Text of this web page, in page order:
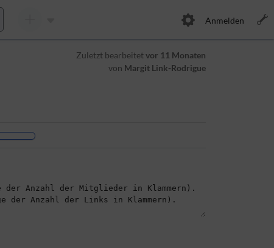
Anmelden
Zuletzt bearbeitetvor 11 Monaten
von Margit Link-Rodrigue